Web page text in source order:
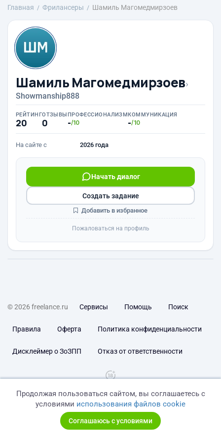
Главная Фрилансеры Шамиль Магомедмирзоев
Шамиль Магомедмирзоев›
Showmanship888
РЕЙТИНГ
20
ОТЗЫВЫ
0
ПРОФЕССИОНАЛИЗМ
-/10
КОММУНИКАЦИЯ
-/10
На сайте с 2026 года
Начать диалог
Создать задание
Добавить в избранное
Пожаловаться на профиль
© 2026 freelance.ru Сервисы Помощь Поиск
Правила Оферта Политика конфиденциальности
Дисклеймер о ЗоЗПП Отказ от ответственности
Продолжая пользоваться сайтом, вы соглашаетесь с
условиями использования файлов cookie
Соглашаюсь с условиями